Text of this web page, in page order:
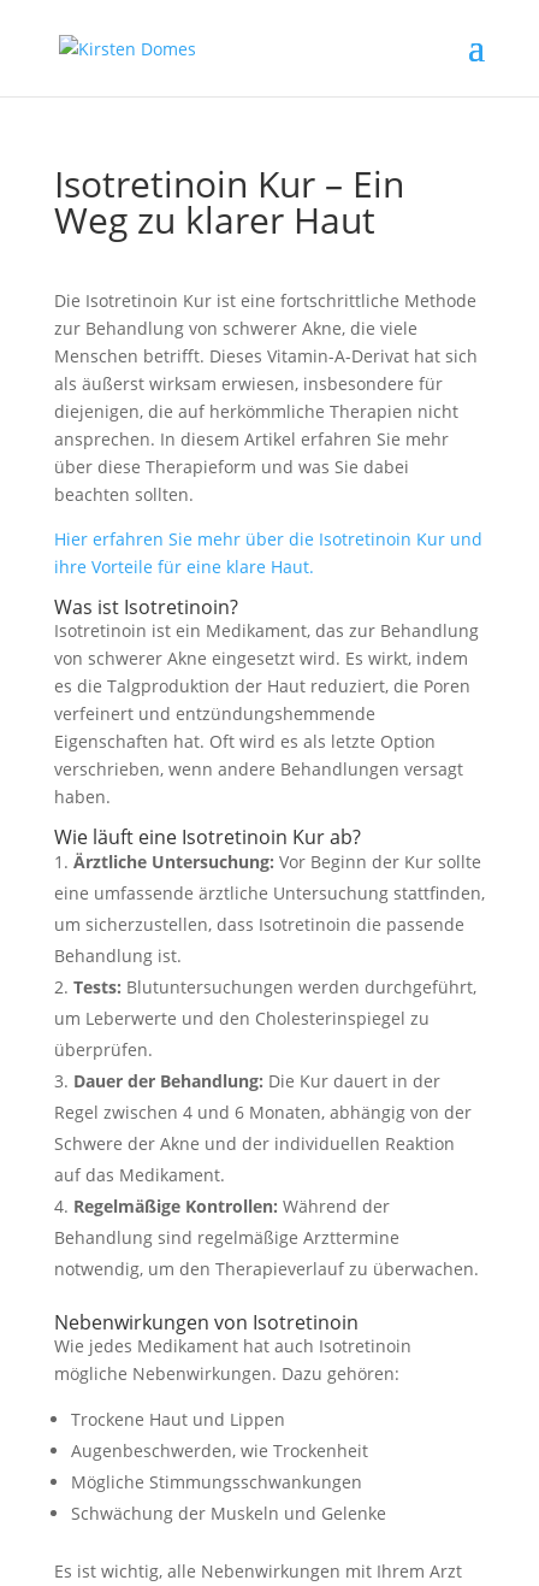
Isotretinoin Kur – Ein
Weg zu klarer Haut
Die Isotretinoin Kur ist eine fortschrittliche Methode
zur Behandlung von schwerer Akne, die viele
Menschen betrifft. Dieses Vitamin-A-Derivat hat sich
als äußerst wirksam erwiesen, insbesondere für
diejenigen, die auf herkömmliche Therapien nicht
ansprechen. In diesem Artikel erfahren Sie mehr
über diese Therapieform und was Sie dabei
beachten sollten.
Hier erfahren Sie mehr über die Isotretinoin Kur und
ihre Vorteile für eine klare Haut.
Was ist Isotretinoin?
Isotretinoin ist ein Medikament, das zur Behandlung
von schwerer Akne eingesetzt wird. Es wirkt, indem
es die Talgproduktion der Haut reduziert, die Poren
verfeinert und entzündungshemmende
Eigenschaften hat. Oft wird es als letzte Option
verschrieben, wenn andere Behandlungen versagt
haben.
Wie läuft eine Isotretinoin Kur ab?
Ärztliche Untersuchung: Vor Beginn der Kur sollte
eine umfassende ärztliche Untersuchung stattfinden,
um sicherzustellen, dass Isotretinoin die passende
Behandlung ist.
Tests: Blutuntersuchungen werden durchgeführt,
um Leberwerte und den Cholesterinspiegel zu
überprüfen.
Dauer der Behandlung: Die Kur dauert in der
Regel zwischen 4 und 6 Monaten, abhängig von der
Schwere der Akne und der individuellen Reaktion
auf das Medikament.
Regelmäßige Kontrollen: Während der
Behandlung sind regelmäßige Arzttermine
notwendig, um den Therapieverlauf zu überwachen.
Nebenwirkungen von Isotretinoin
Wie jedes Medikament hat auch Isotretinoin
mögliche Nebenwirkungen. Dazu gehören:
Trockene Haut und Lippen
Augenbeschwerden, wie Trockenheit
Mögliche Stimmungsschwankungen
Schwächung der Muskeln und Gelenke
Es ist wichtig, alle Nebenwirkungen mit Ihrem Arzt